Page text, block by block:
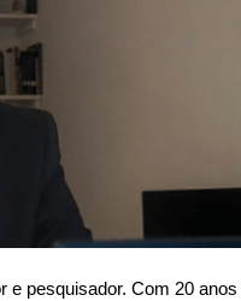
e pesquisador. Com 20 anos